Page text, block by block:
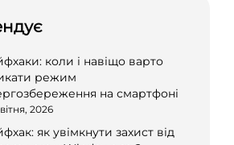
коли і навіщо варто
режим
на смартфоні
2026
як увімкнути захист від